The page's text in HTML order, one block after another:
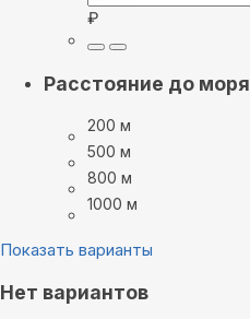
₽
Расстояние до моря
200 м
500 м
800 м
1000 м
Показать варианты
Нет вариантов